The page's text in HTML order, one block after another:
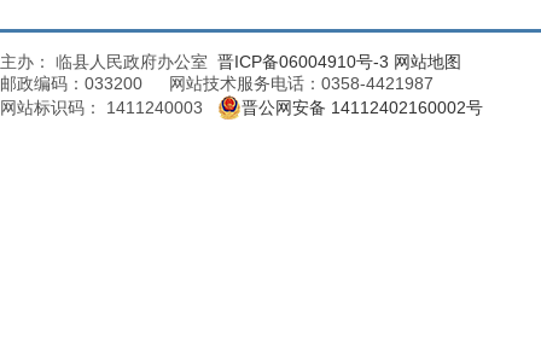
主办： 临县人民政府办公室 晋ICP备06004910号-3 网站地图
邮政编码：033200 网站技术服务电话：0358-4421987
网站标识码： 1411240003
晋公网安备 14112402160002号